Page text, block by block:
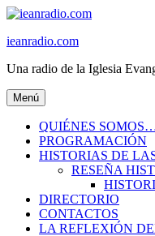
Ir
contenido
ieanradio.com
Una radio de la Iglesia
Menú
QUIÉNES
PROGRAMACIÓN
HISTORIAS DE
RESEÑA
DIRECTORIO
CONTACTOS
LA REFLEXIÓN